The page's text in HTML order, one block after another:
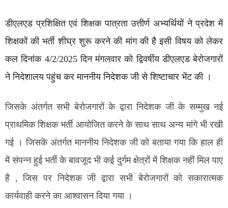
डीएलएड प्रशिक्षित एवं शिक्षक पात्रता उत्तीर्ण अभ्यर्थियों ने प्रदेश में
शिक्षकों की भर्ती शीघ्र शुरू करने की मांग की है इसी विषय को लेकर
कल दिनांक 4/2/2025 दिन मंगलवार को द्विवर्षीय डीएलएड बेरोजगारों
ने निदेशालय पहुंच कर माननीय निदेशक जी से शिष्टाचार भेंट की ।
जिसके अंतर्गत सभी बेरोजगारों के द्वारा निदेशक जी के सम्मुख नई
प्राथमिक शिक्षक भर्ती आयोजित करने के साथ साथ अन्य मांगे भी रखी
गई । जिसके अंतर्गत माननीय निदेशक जी को बताया गया कि हाल ही
में संपन्न हुई भर्ती के बावजूद भी कई दुर्गम क्षेत्रों में शिक्षक नहीं मिल पाए
है , जिस पर निदेशक जी द्वारा सभी बेरोजगारों को सकारात्मक
कार्यवाही करने का आश्वासन दिया गया ।